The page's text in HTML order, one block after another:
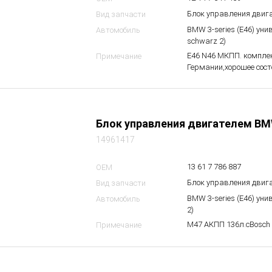
Вид запчасти
Блок управления
Автомобиль
BMW 3-series (E46)
schwarz 2)
Примечание
Е46 N46 МКПП.
Германии,хорошее
Блок управления двигателем
14961417
OEM
13 61 7 786 887
Вид запчасти
Блок управления
Автомобиль
BMW 3-series (E46)
2)
Примечание
М47 АКПП 136л.сBosch